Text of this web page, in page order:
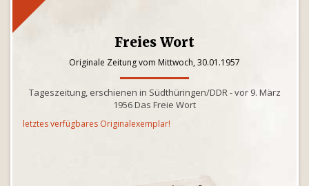
Freies Wort
Originale Zeitung vom Mittwoch, 30.01.1957
Tageszeitung, erschienen in Südthüringen/DDR - vor 9. März
1956 Das Freie Wort
letztes verfügbares Originalexemplar!